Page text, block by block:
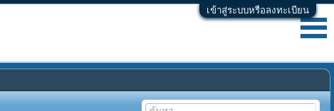
เข้าสู่ระบบหรือลงทะเบียน